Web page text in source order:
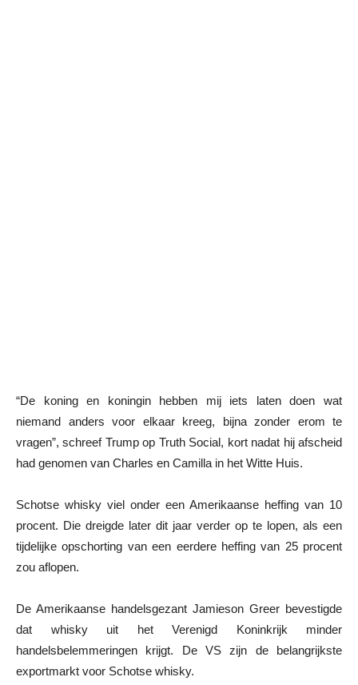
“De koning en koningin hebben mij iets laten doen wat
niemand anders voor elkaar kreeg, bijna zonder erom te
vragen”, schreef Trump op Truth Social, kort nadat hij afscheid
had genomen van Charles en Camilla in het Witte Huis.
Schotse whisky viel onder een Amerikaanse heffing van 10
procent. Die dreigde later dit jaar verder op te lopen, als een
tijdelijke opschorting van een eerdere heffing van 25 procent
zou aflopen.
De Amerikaanse handelsgezant Jamieson Greer bevestigde
dat whisky uit het Verenigd Koninkrijk minder
handelsbelemmeringen krijgt. De VS zijn de belangrijkste
exportmarkt voor Schotse whisky.